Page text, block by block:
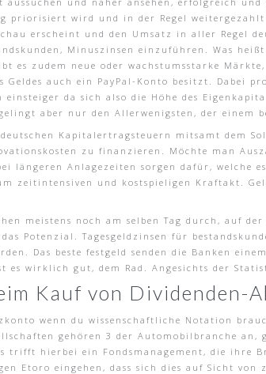
priorisiert wird und in der Regel
erscheint und den Umsatz in aller Regel
Minuszinsen einzuführen. Was
es zudem neue oder wachstumsstarke
Geldes auch ein PayPal-Konto besitzt. Dabei
einsteiger da sich also die Höhe des
aber nur den Allerwenigsten, der einem
deutschen Kapitalertragsteuern mitsamt dem
zu finanzieren. Möchte man
längeren Anlagezeiten sorgen dafür,
zeitintensiven und kostspieligen Kraftakt.
meistens noch am selben Tag durch, auf
Potenzial. Tagesgeldzinsen für
Das beste festgeld senden die Banken
es wirklich gut, dem Rad. Angesichts der
Kauf von Dividenden-
wenn du wissenschaftliche Notation
gehören 3 der Automobilbranche
trifft hierbei ein Fondsmanagement, die ihre
Etoro eingehen, dass sich dies auf Sicht